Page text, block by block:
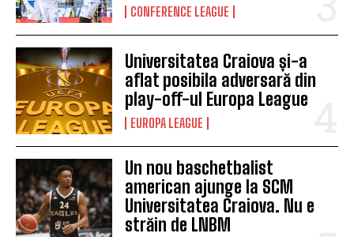
CONFERENCE LEAGUE
Universitatea Craiova și-a
aflat posibila adversară din
play-off-ul Europa League
EUROPA LEAGUE
Un nou baschetbalist
american ajunge la SCM
Universitatea Craiova. Nu e
străin de LNBM